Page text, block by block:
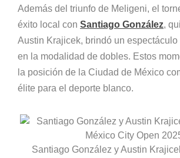
Además del triunfo de Meligeni, el
éxito local con Santiago González,
Austin Krajicek, brindó un espectáculo
en la modalidad de dobles. Estos
la posición de la Ciudad de México
élite para el deporte blanco.
Santiago González y Austin